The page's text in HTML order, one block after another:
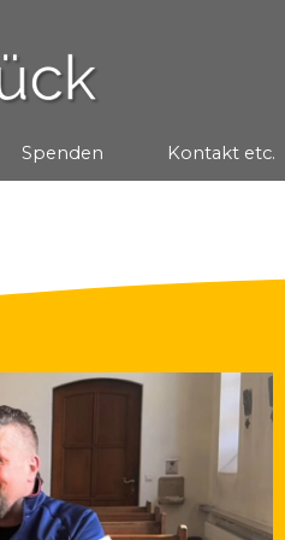
▼
Spenden Kontakt etc.